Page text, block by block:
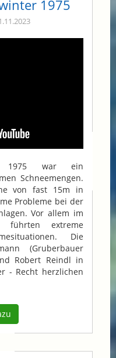
1975
war ein
Schneemengen.
von fast 15m in
Probleme bei der
Vor allem im
extreme
Die
(Gruberbauer
Robert Reindl in
- Recht herzlichen